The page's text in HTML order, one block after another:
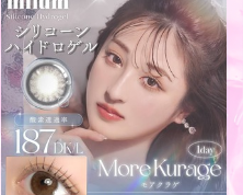
エバーカラー シリコーン ハイドロゲ
ル／シリコン（EverColor silicone
hydrogel）
シロップリング
1ヶ月
1箱2枚入り
DIA 14.5mm
着色 13.8mm
±0.00〜-10.00
BC 8.7mm
ポスト投函